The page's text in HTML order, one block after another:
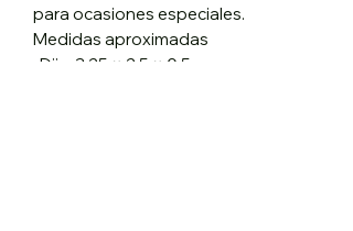
para ocasiones especiales.
Medidas aproximadas
•Dije: 3,25 × 2,5 × 0,5 cm